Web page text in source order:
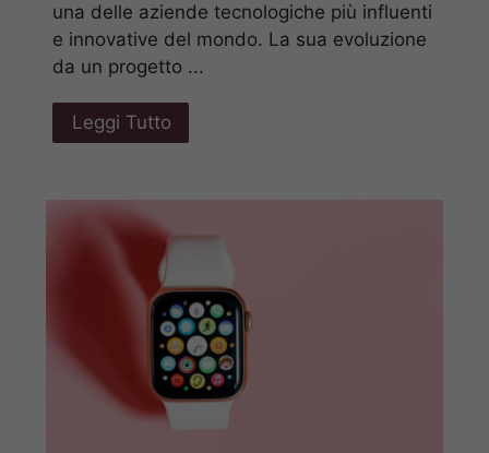
una delle aziende tecnologiche più influenti
e innovative del mondo. La sua evoluzione
da un progetto ...
Leggi Tutto